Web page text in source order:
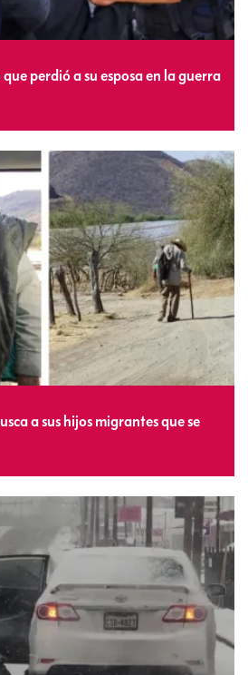
perdió a su esposa en la guerra
a sus hijos migrantes que se